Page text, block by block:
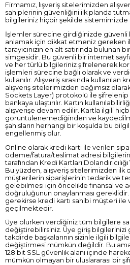
Firmamız, lışveriş sitelerimizden
sahiplerinin güvenliğini ilk planda
bilgileriniz hiçbir şekilde sistemimizde
İşlemler sürecine girdiğinizde
anlamak için dikkat etmeniz gereken
tarayıcınızın en alt satırında bulunan
simgesidir. Bu güvenli bir internet
ve her türlü bilgileriniz şifrelenerek
işlemleri sürecine bağlı olarak ve
kullanılır. Alışveriş sırasında
alışveriş sitelerimizden bağımsız
Sockets Layer) protokolü ile
bankaya ulaştırılır. Kartın
alışverişe devam edilir. Kartla ilgili
görüntülenemediğinden ve
şahısların herhangi bir koşulda bu
engellenmiş olur.
Online olarak kredi kartı ile verilen
ödeme/fatura/teslimat adresi
tarafından Kredi Kartları
Bu yüzden, alışveriş sitelerimizden ilk
müşterilerin siparişlerinin tedarik ve
gelebilmesi için öncelikle finansal ve
doğruluğunun onaylanması
gerekirse kredi kartı sahibi müşteri
geçilmektedir.
Üye olurken verdiğiniz tüm bilgilere
değiştirebilirsiniz. Üye giriş
takdirde başkalarının sizinle ilgili
değiştirmesi mümkün değildir. Bu
128 bit SSL güvenlik alanı içinde
mümkün olmayan bir uluslararası bir